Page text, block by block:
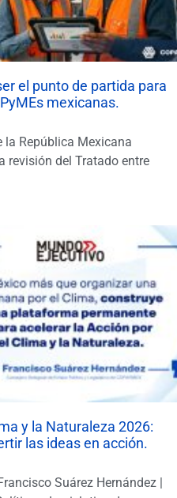
el punto de partida para
mexicanas.
la República Mexicana
revisión del Tratado entre
y la Naturaleza 2026:
las ideas en acción.
Suárez Hernández |